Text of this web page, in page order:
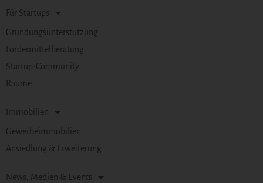
Für Startups
Gründungsunterstützung
Fördermittelberatung
Startup-Community
Räume
Immobilien
Gewerbeimmobilien
Ansiedlung & Erweiterung
News, Medien & Events